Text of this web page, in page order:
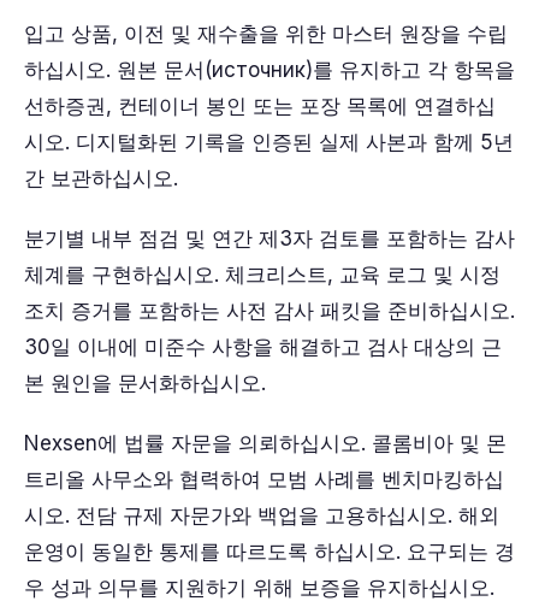
입고 상품, 이전 및 재수출을 위한 마스터 원장을 수립
하십시오. 원본 문서(источник)를 유지하고 각 항목을
선하증권, 컨테이너 봉인 또는 포장 목록에 연결하십
시오. 디지털화된 기록을 인증된 실제 사본과 함께 5년
간 보관하십시오.
분기별 내부 점검 및 연간 제3자 검토를 포함하는 감사
체계를 구현하십시오. 체크리스트, 교육 로그 및 시정
조치 증거를 포함하는 사전 감사 패킷을 준비하십시오.
30일 이내에 미준수 사항을 해결하고 검사 대상의 근
본 원인을 문서화하십시오.
Nexsen에 법률 자문을 의뢰하십시오. 콜롬비아 및 몬
트리올 사무소와 협력하여 모범 사례를 벤치마킹하십
시오. 전담 규제 자문가와 백업을 고용하십시오. 해외
운영이 동일한 통제를 따르도록 하십시오. 요구되는 경
우 성과 의무를 지원하기 위해 보증을 유지하십시오.